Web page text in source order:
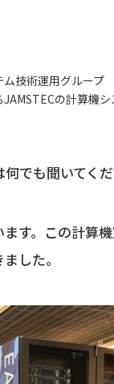
技術運用グループ
JAMSTECの計算機
でも聞いてくだ
す。この計算
した。